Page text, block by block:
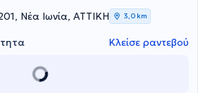
Νέα Ιωνία, ΑΤΤΙΚΗ 3,0 km
Κλείσε ραντεβού